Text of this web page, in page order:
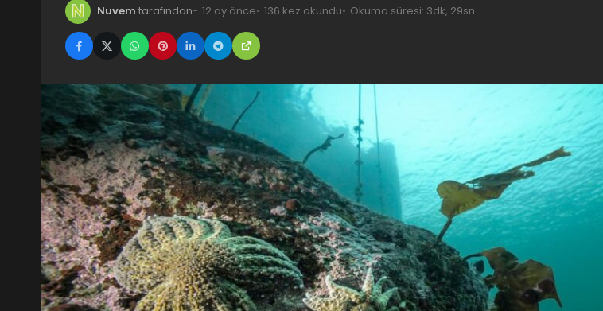
Nuvem tarafından 12 ay önce 136 kez okundu Okuma süresi: 3dk, 29sn